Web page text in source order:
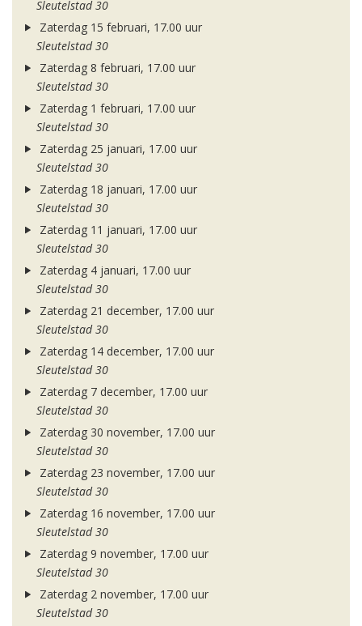
Sleutelstad 30
Zaterdag 15 februari, 17.00 uur
Sleutelstad 30
Zaterdag 8 februari, 17.00 uur
Sleutelstad 30
Zaterdag 1 februari, 17.00 uur
Sleutelstad 30
Zaterdag 25 januari, 17.00 uur
Sleutelstad 30
Zaterdag 18 januari, 17.00 uur
Sleutelstad 30
Zaterdag 11 januari, 17.00 uur
Sleutelstad 30
Zaterdag 4 januari, 17.00 uur
Sleutelstad 30
Zaterdag 21 december, 17.00 uur
Sleutelstad 30
Zaterdag 14 december, 17.00 uur
Sleutelstad 30
Zaterdag 7 december, 17.00 uur
Sleutelstad 30
Zaterdag 30 november, 17.00 uur
Sleutelstad 30
Zaterdag 23 november, 17.00 uur
Sleutelstad 30
Zaterdag 16 november, 17.00 uur
Sleutelstad 30
Zaterdag 9 november, 17.00 uur
Sleutelstad 30
Zaterdag 2 november, 17.00 uur
Sleutelstad 30